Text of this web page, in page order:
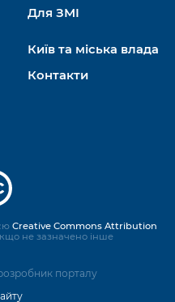
Для ЗМІ
Київ та міська влада
Контакти
порталу
Creative Commons Attribution
не зазначено інше